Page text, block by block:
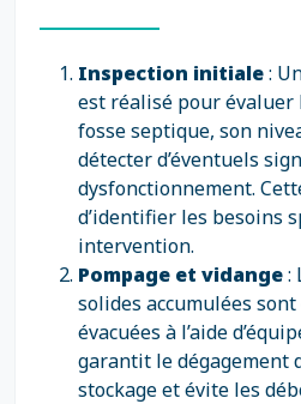
Inspection initiale:
est réalisé pour évaluer
fosse septique, son
détecter d’éventuels
dysfonctionnement.
d’identifier les besoins
intervention.
Pompage et vidange:
solides accumulées
évacuées à l’aide
garantit le dégagement
stockage et évite les